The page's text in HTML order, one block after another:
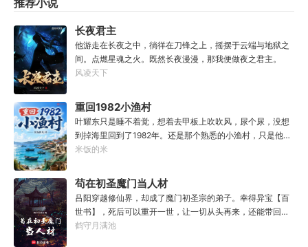
年，你想加入星宿派还是星座派？”
宙，把握阴阳，寿敝天地，无有终时，此其道生。我有一炉
灵汤，服之立地化作大罗仙。道友，可要浅酌一二？
推荐小说
长夜君主
他游走在长夜之中，徜徉在刀锋之上，摇摆于云端与地狱之
间。点燃星魂之火。既然长夜漫漫，那我便做夜之君主。
风凌天下
重回1982小渔村
叶耀东只是睡不着觉，想着去甲板上吹吹风，尿个尿，没想
到掉海里回到了1982年。还是那个熟悉的小渔村，只是他已
经不是年轻时候的他了。混账了半辈子，这回他想好好来过
他也没什么大理想大志向，只想挽回遗憾，跟老婆好好过日
子，一家子平安喜乐就好。
米饭的米
苟在初圣魔门当人材
吕阳穿越修仙界，却成了魔门初圣宗的弟子。幸得异宝【百
世书】，死后可以重开一世，让一切从头再来，还能带回前
世的宝物，修为，寿命，甚至觉醒特殊的天赋。奈何次数有
鹤守月满池